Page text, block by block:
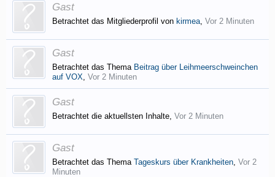
Gast
Betrachtet das Mitgliederprofil von kirmea, Vor 2 Minuten
Gast
Betrachtet das Thema Beitrag über Leihmeerschweinchen
auf VOX, Vor 2 Minuten
Gast
Betrachtet die aktuellsten Inhalte, Vor 2 Minuten
Gast
Betrachtet das Thema Tageskurs über Krankheiten, Vor 2
Minuten